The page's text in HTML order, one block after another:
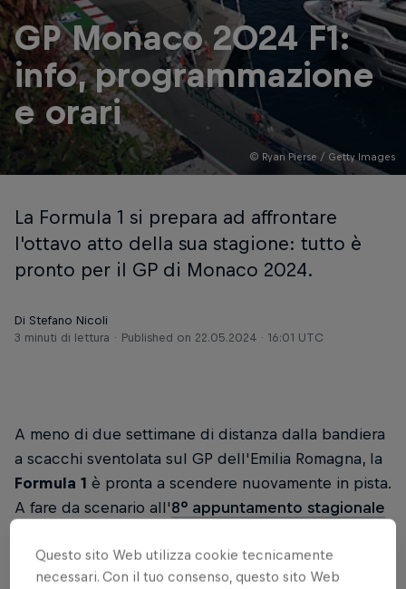
© Ryan Pierse / Getty Images
GP Monaco 2024 F1:
info, programmazione
e orari
La Formula 1 si prepara ad affrontare
l'ottavo atto della sua stagione: tutto è
pronto per il GP di Monaco 2024.
Di Stefano Nicoli
3 minuti di lettura
Published on 22.05.2024 · 16:01 UTC
A meno di due settimane di distanza dalla bandiera
a scacchi sventolata sul GP dell'Emilia Romagna, la
Formula 1 è pronta a scendere nuovamente in pista.
A fare da scenario all'8° appuntamento stagionale
famosi e iconici nel mondo del Motorsport.
Questo sito Web utilizza cookie tecnicamente
necessari. Con il tuo consenso, questo sito Web